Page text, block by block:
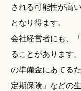
される可能性が高
となり得ます。
会社経営者にも、
ることがあります
の準備金にあてる
定期保険」などの